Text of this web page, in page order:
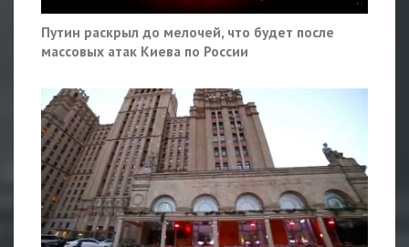
Путин раскрыл до мелочей, что будет после
массовых атак Киева по России